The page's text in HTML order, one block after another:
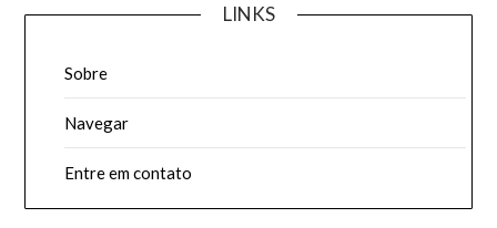
LINKS
Sobre
Navegar
Entre em contato